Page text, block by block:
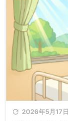
 2026年5月17日